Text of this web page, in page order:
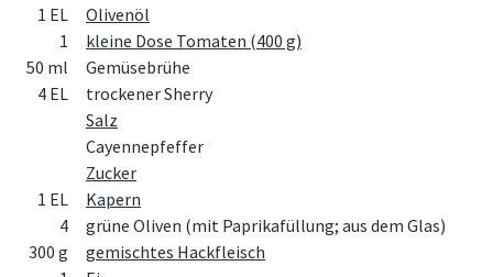
1 EL
Olivenöl
1
kleine Dose Tomaten (400 g)
50 ml
Gemüsebrühe
4 EL
trockener Sherry
Salz
Cayennepfeffer
Zucker
1 EL
Kapern
4
grüne Oliven (mit Paprikafüllung; aus dem Glas)
300 g
gemischtes Hackfleisch